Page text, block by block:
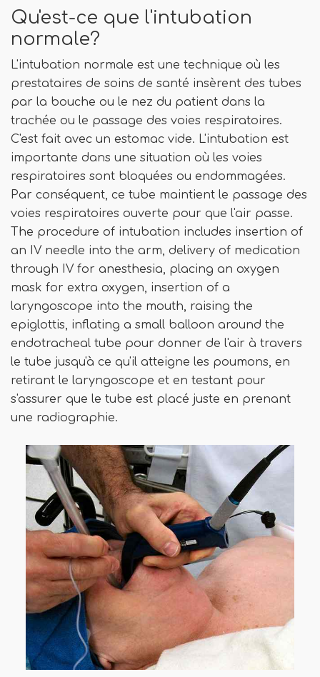
Qu'est-ce que l'intubation
normale?
L'intubation normale est une technique où les
prestataires de soins de santé insèrent des tubes
par la bouche ou le nez du patient dans la
trachée ou le passage des voies respiratoires.
C'est fait avec un estomac vide. L'intubation est
importante dans une situation où les voies
respiratoires sont bloquées ou endommagées.
Par conséquent, ce tube maintient le passage des
voies respiratoires ouverte pour que l'air passe.
The procedure of intubation includes insertion of
an IV needle into the arm, delivery of medication
through IV for anesthesia, placing an oxygen
mask for extra oxygen, insertion of a
laryngoscope into the mouth, raising the
epiglottis, inflating a small balloon around the
endotracheal tube pour donner de l'air à travers
le tube jusqu'à ce qu'il atteigne les poumons, en
retirant le laryngoscope et en testant pour
s'assurer que le tube est placé juste en prenant
une radiographie.